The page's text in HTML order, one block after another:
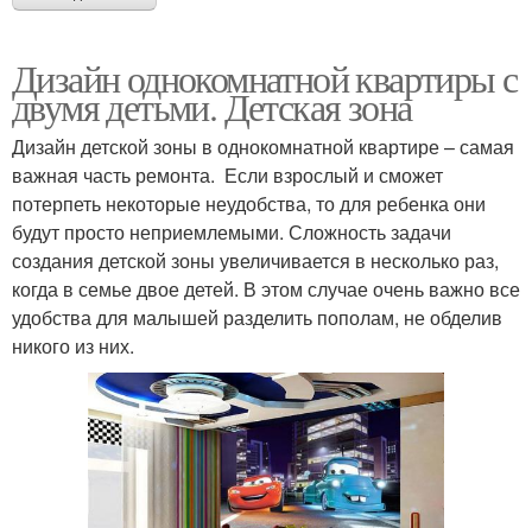
Дизайн однокомнатной квартиры с
двумя детьми. Детская зона
Дизайн детской зоны в однокомнатной квартире – самая
важная часть ремонта. Если взрослый и сможет
потерпеть некоторые неудобства, то для ребенка они
будут просто неприемлемыми. Сложность задачи
создания детской зоны увеличивается в несколько раз,
когда в семье двое детей. В этом случае очень важно все
удобства для малышей разделить пополам, не обделив
никого из них.